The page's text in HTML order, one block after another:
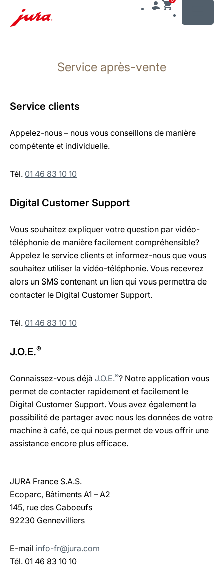
recherche
Service après-vente
Service clients
Appelez-nous – nous vous conseillons de manière
compétente et individuelle.
Tél. 01 46 83 10 10
Digital Customer Support
Vous souhaitez expliquer votre question par vidéo-
téléphonie de manière facilement compréhensible?
Appelez le service clients et informez-nous que vous
souhaitez utiliser la vidéo-téléphonie. Vous recevrez
alors un SMS contenant un lien qui vous permettra de
contacter le Digital Customer Support.
Tél. 01 46 83 10 10
J.O.E.®
Connaissez-vous déjà J.O.E.®? Notre application vous
permet de contacter rapidement et facilement le
Digital Customer Support. Vous avez également la
possibilité de partager avec nous les données de votre
machine à café, ce qui nous permet de vous offrir une
assistance encore plus efficace.
JURA France S.A.S.
Ecoparc, Bâtiments A1 – A2
145, rue des Caboeufs
92230 Gennevilliers
E-mail info-fr@jura.com
Tél. 01 46 83 10 10